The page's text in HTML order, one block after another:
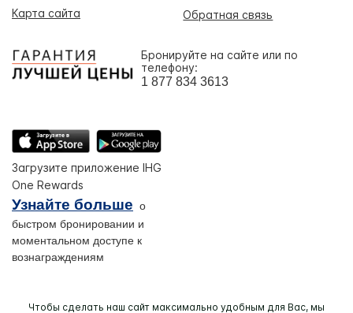
Карта сайта
Обратная связь
Бронируйте на сайте или по
телефону:
1 877 834 3613
Загрузите приложение IHG
One Rewards
Узнайте больше о
быстром бронировании и
моментальном доступе к
вознаграждениям
Чтобы сделать наш сайт максимально удобным для Вас, мы